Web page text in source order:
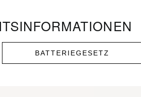
BATTERIEGESETZ